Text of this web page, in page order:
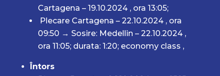
Cartagena – 19.10.2024 , ora 13:05;
Plecare Cartagena – 22.10.2024 , ora
09:50 → Sosire: Medellin – 22.10.2024 ,
ora 11:05; durata: 1:20; economy class ,
Întors